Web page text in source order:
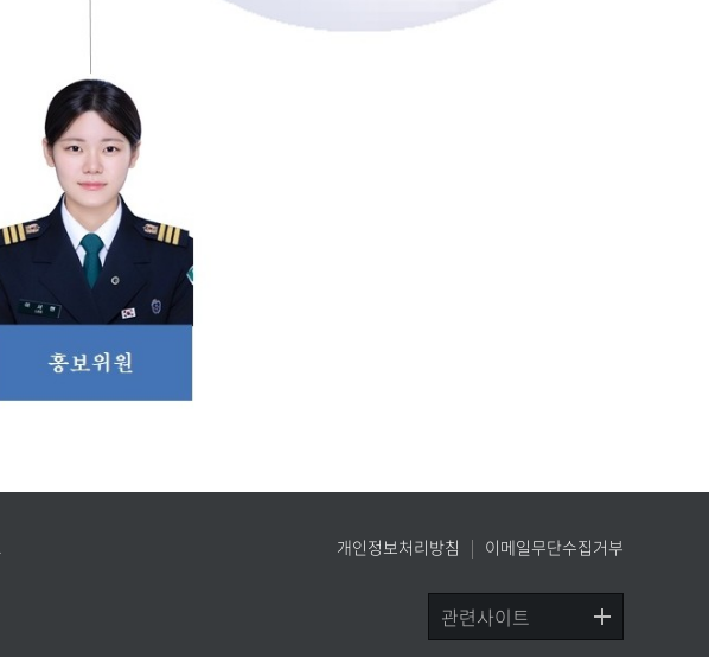
개인정보처리방침 이메일무단수집거부
관련사이트